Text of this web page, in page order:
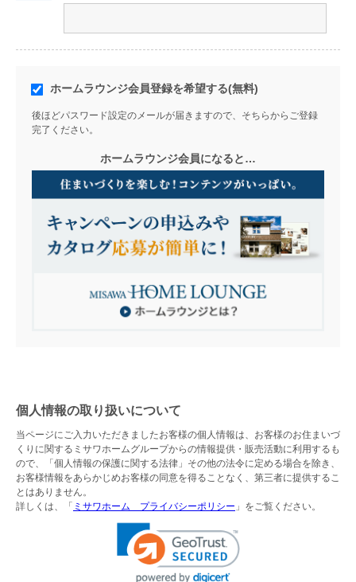
ホームラウンジ会員登録を希望する(無料)
後ほどパスワード設定のメールが届きますので、そちらからご登録
完了ください。
ホームラウンジ会員になると…
個人情報の取り扱いについて
当ページにご入力いただきましたお客様の個人情報は、お客様のお住まいづ
くりに関するミサワホームグループからの情報提供・販売活動に利用するも
ので、「個人情報の保護に関する法律」その他の法令に定める場合を除き、
お客様情報をあらかじめお客様の同意を得ることなく、第三者に提供するこ
とはありません。
詳しくは、「 ミサワホーム プライバシーポリシー 」をご覧ください。